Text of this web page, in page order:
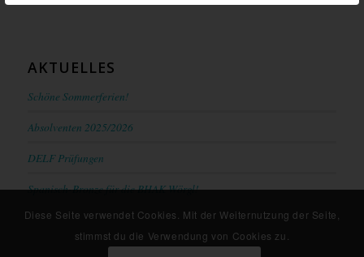
AKTUELLES
Schöne Sommerferien!
Absolventen 2025/2026
DELF Prüfungen
Spanisch-Bronze für die BHAK Wörgl!
Diese Seite verwendet Cookies. Mit der Weiternutzung der Seite,
stimmst du die Verwendung von Cookies zu.